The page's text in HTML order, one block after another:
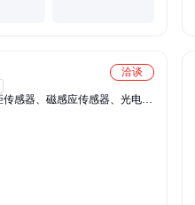
洽谈
感器、磁感应传感器、光电开
觉缺陷检测系统